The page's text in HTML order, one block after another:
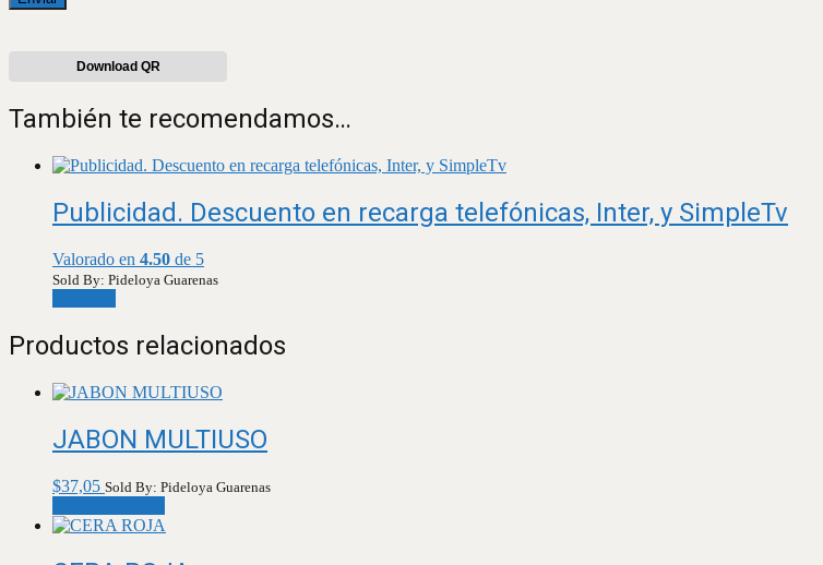
Download QR
También te recomendamos…
Publicidad. Descuento en recarga telefónicas, Inter, y SimpleTv
Valorado en 4.50 de 5
Sold By: Pideloya Guarenas
Productos relacionados
JABON MULTIUSO
$37,05 Sold By: Pideloya Guarenas